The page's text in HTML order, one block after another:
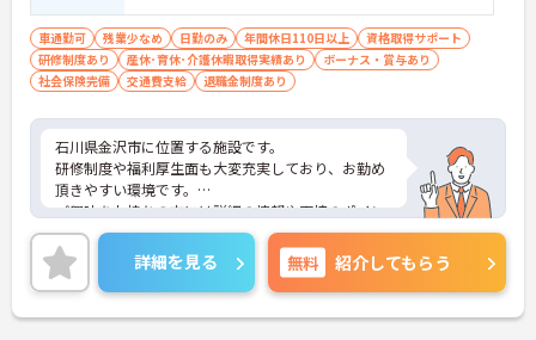
車通勤可 残業少なめ 日勤のみ 年間休日110日以上
資格取得サポート
研修制度あり
産休･育休･介護休暇取得実績あり
ボーナス・賞与あり
社会保険完備
交通費支給 退職金制度あり
石川県金沢市に位置する施設です。
研修制度や福利厚生面も大変充実しており、お勤め
頂きやすい環境です。
ご興味をお持ちの方には詳細の情報や面接のポイン
トをお伝えしますのでお気軽にお問い合わせくださ
いませ。
詳細を見る 無料 紹介してもらう